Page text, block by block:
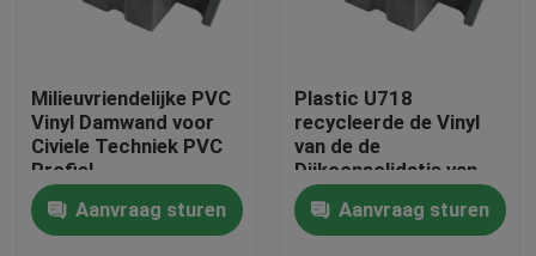
Huis
Milieuvriendelijke PVC
Vinyl Damwand voor
Civiele Techniek PVC
Profiel
Aanvraag sturen
Plastic U718
recycleerde de Vinyl
van de de
Dijkconsolidatie van
Bladstapels van het de
Rivierbed stapel van
het de consolidatie
Aanvraag sturen